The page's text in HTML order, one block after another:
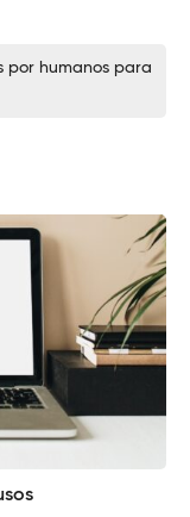
por humanos para